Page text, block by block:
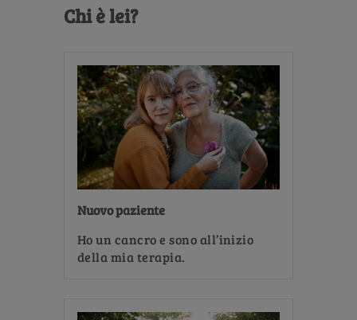
Chi è lei?
Nuovo paziente
Ho un cancro e sono all’inizio
della mia terapia.